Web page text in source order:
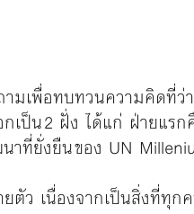
ามเพื่อทบทวนความคิดที่
เป็น 2 ฝั่ง ได้แก่ ฝ่ายแรก
าที่ยั่งยืน ของ UN
ตัว เนื่องจากเป็นสิ่งที่ทุก